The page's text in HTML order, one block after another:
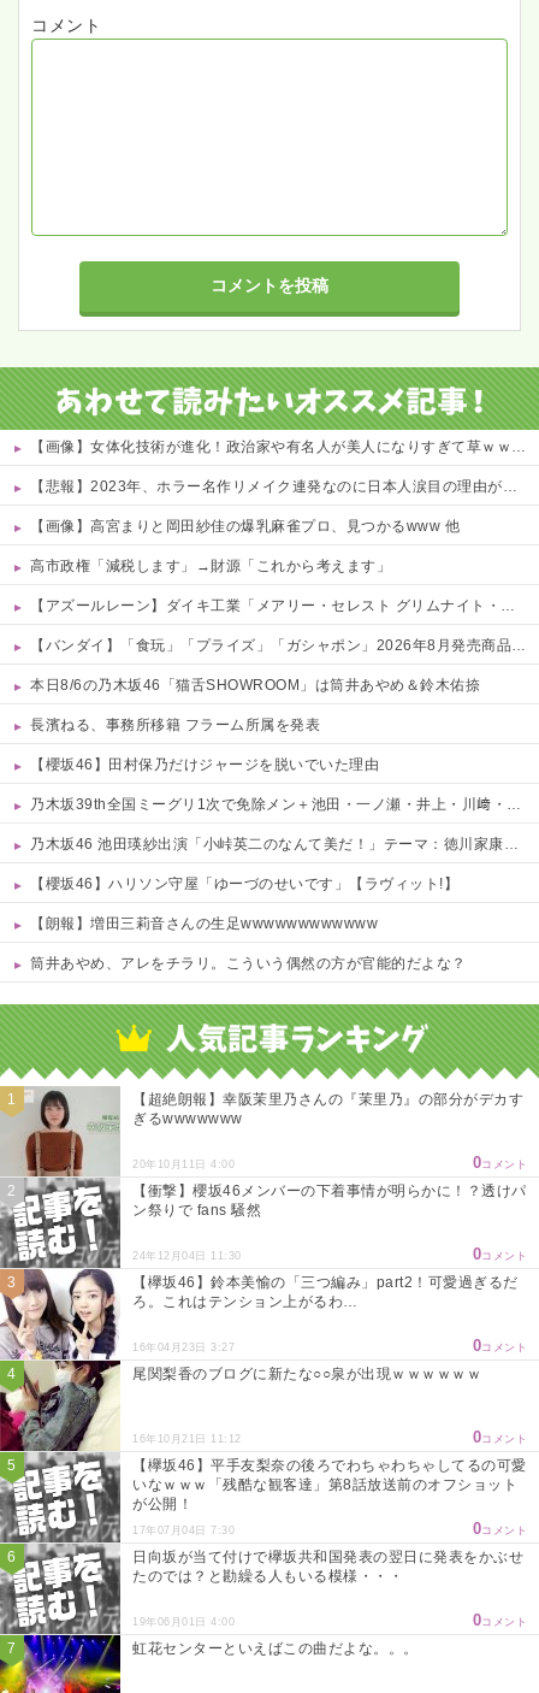
コメント
【画像】女体化技術が進化！政治家や有名人が美人になりすぎて草ｗｗｗｗ 他
【悲報】2023年、ホラー名作リメイク連発なのに日本人涙目の理由がこれｗｗｗｗ 他
【画像】高宮まりと岡田紗佳の爆乳麻雀プロ、見つかるwww 他
高市政権「減税します」→財源「これから考えます」
【アズールレーン】ダイキ工業「メアリー・セレスト グリムナイト・リーパー」フィギュア【10日予約開始】
【バンダイ】「食玩」「プライズ」「ガシャポン」2026年8月発売商品【発売スケジュール】
本日8/6の乃木坂46「猫舌SHOWROOM」は筒井あやめ＆鈴木佑捺
長濱ねる、事務所移籍 フラーム所属を発表
【櫻坂46】田村保乃だけジャージを脱いでいた理由
乃木坂39th全国ミーグリ1次で免除メン＋池田・一ノ瀬・井上・川﨑・菅原・中西が全完売
乃木坂46 池田瑛紗出演「小峠英二のなんて美だ！」テーマ：徳川家康【2025.8.5 24:00〜 TOKYO MX】
【櫻坂46】ハリソン守屋「ゆーづのせいです」【ラヴィット!】
【朗報】増田三莉音さんの生足wwwwwwwwwwww
筒井あやめ、アレをチラリ。こういう偶然の方が官能的だよな？
【超絶朗報】幸阪茉里乃さんの『茉里乃』の部分がデカす
ぎるwwwwwww
20年10月11日 4:00 0コメント
【衝撃】櫻坂46メンバーの下着事情が明らかに！？透けパ
ン祭りで fans 騒然
24年12月04日 11:30 0コメント
【欅坂46】鈴本美愉の「三つ編み」part2！可愛過ぎるだ
ろ。これはテンション上がるわ…
16年04月23日 3:27 0コメント
尾関梨香のブログに新たな○○泉が出現ｗｗｗｗｗｗ
16年10月21日 11:12 0コメント
【欅坂46】平手友梨奈の後ろでわちゃわちゃしてるの可愛
いなｗｗｗ「残酷な観客達」第8話放送前のオフショット
が公開！
17年07月04日 7:30 0コメント
日向坂が当て付けで欅坂共和国発表の翌日に発表をかぶせ
たのでは？と勘繰る人もいる模様・・・
19年06月01日 4:00 0コメント
虹花センターといえばこの曲だよな。。。